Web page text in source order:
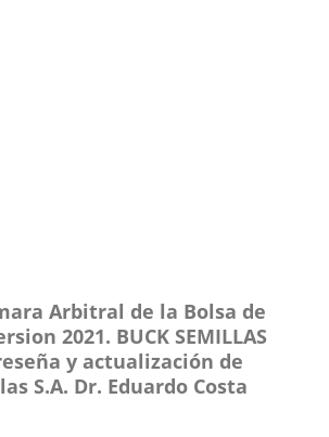
Arbitral de la Bolsa de
2021. BUCK SEMILLAS
y actualización de
S.A. Dr. Eduardo Costa